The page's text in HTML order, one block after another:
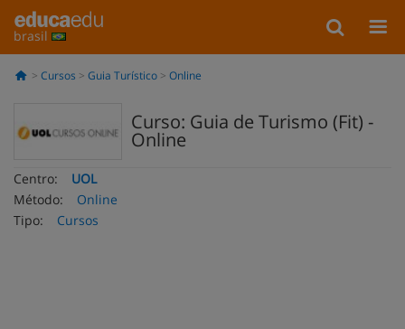
brasil
Cursos Guia Turístico Online
Curso: Guia de Turismo (Fit) -
Online
Centro:
UOL
Método:
Online
Tipo:
Cursos